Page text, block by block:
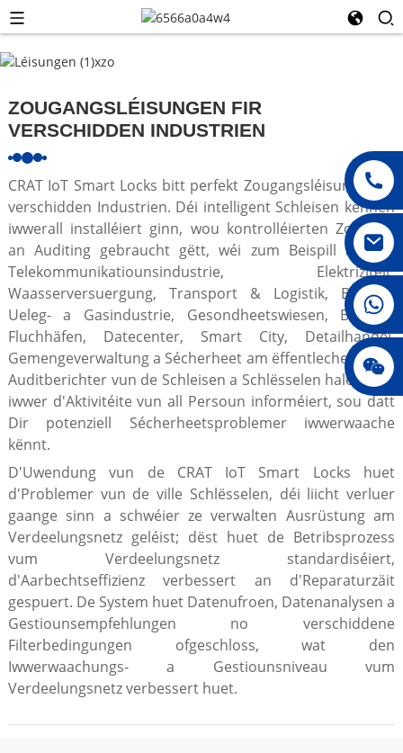
008615396811719
jenny010678
ZOUGANGSLÉISUNGEN FIR
VERSCHIDDEN INDUSTRIEN
CRAT IoT Smart Locks bitt perfekt Zougangsléisungen fir
verschidden Industrien. Déi intelligent Schleisen kënnen
iwwerall installéiert ginn, wou kontrolléierten Zougang
an Auditing gebraucht gëtt, wéi zum Beispill an der
Telekommunikatiounsindustrie, Elektrizitéit,
Waasserversuergung, Transport & Logistik, Banken,
Ueleg- a Gasindustrie, Gesondheetswiesen, Bildung,
Fluchhäfen, Datecenter, Smart City, Detailhandel,
Gemengeverwaltung a Sécherheet am ëffentleche Raum.
Auditberichter vun de Schleisen a Schlësselen halen Iech
iwwer d'Aktivitéite vun all Persoun informéiert, sou datt
Dir potenziell Sécherheetsproblemer iwwerwaache
kënnt.
D'Uwendung vun de CRAT IoT Smart Locks huet
d'Problemer vun de ville Schlësselen, déi liicht verluer
gaange sinn a schwéier ze verwalten Ausrüstung am
Verdeelungsnetz geléist; dëst huet de Betribsprozess
vum Verdeelungsnetz standardiséiert,
d'Aarbechtseffizienz verbessert an d'Reparaturzäit
gespuert. De System huet Datenufroen, Datenanalysen a
Gestiounsempfehlungen no verschiddene
Filterbedingungen ofgeschloss, wat den
Iwwerwaachungs- a Gestiounsniveau vum
Verdeelungsnetz verbessert huet.